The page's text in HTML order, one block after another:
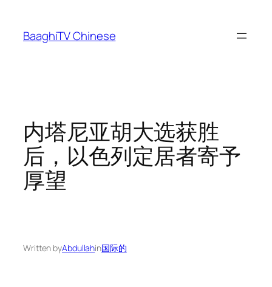
content
BaaghiTV Chinese
内塔尼亚胡大选获胜
后，以色列定居者寄予
厚望
Written byAbdullahin国际的